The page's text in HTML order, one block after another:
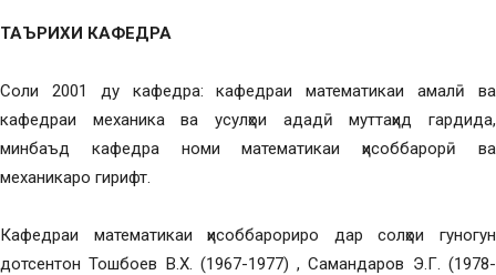
ТАЪРИХИ КАФЕДРА
Соли 2001 ду кафедра: кафедраи математикаи амалӣ ва
кафедраи механика ва усулҳои ададӣ муттаҳид гардида,
минбаъд кафедра номи математикаи ҳисоббарорӣ ва
механикаро гирифт.
Кафедраи математикаи ҳисоббарориро дар солҳои гуногун
дотсентон Тошбоев В.Х. (1967-1977) , Самандаров Э.Г. (1978-